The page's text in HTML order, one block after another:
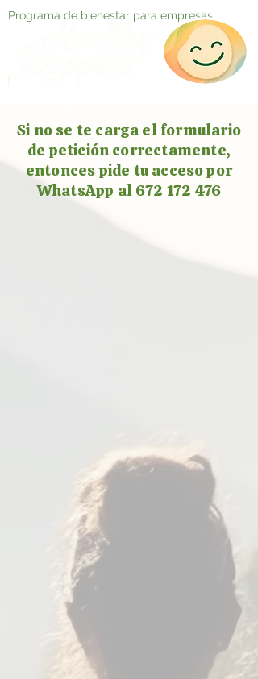
Programa de bienestar para empresas
Si no se te carga el formulario
de petición correctamente,
entonces pide tu acceso por
WhatsApp al 672 172 476